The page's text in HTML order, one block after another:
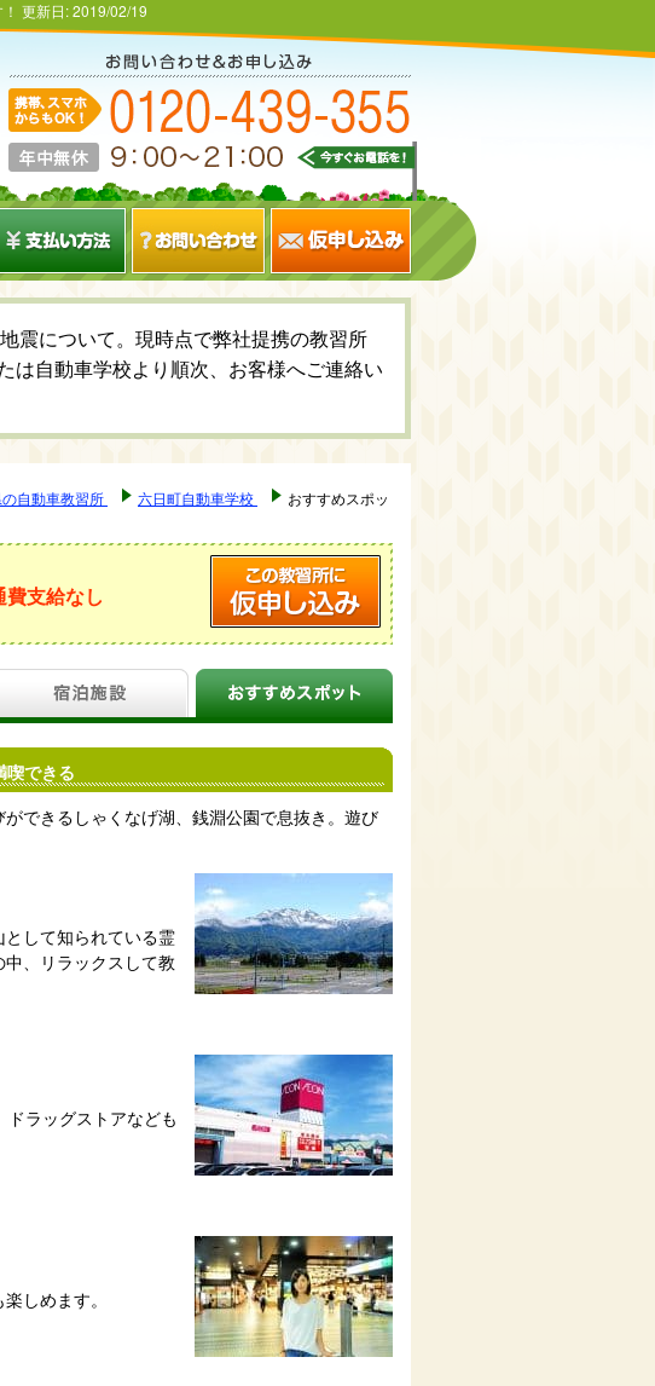
更新日:2019/02/19
震について。現時点で弊社提携の教習所
は自動車学校より順次、お客様へご連絡い
自動車教習所 六日町自動車学校
おすすめスポッ
費支給なし
喫できる
できるしゃくなげ湖、銭淵公園で息抜き。遊び
して知られている霊
、リラックスして教
ラッグストアなども
しめます。